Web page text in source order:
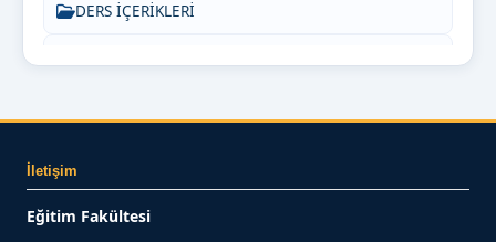
DERS İÇERİKLERİ
Bize Yazın
İletişim
Eğitim Fakültesi